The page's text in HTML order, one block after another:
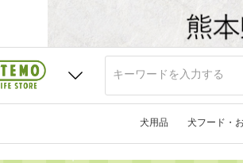
犬用品 犬フード・